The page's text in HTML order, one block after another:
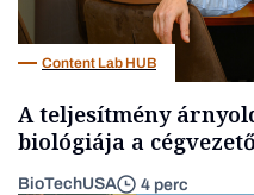
Content Lab HUB
A teljesítmény
biológiája a
BioTechUSA 4 perc